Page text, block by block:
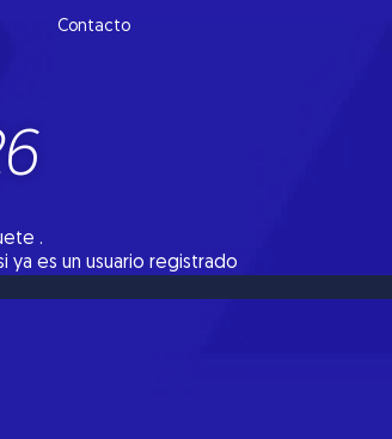
Contacto
.
ya es un usuario registrado